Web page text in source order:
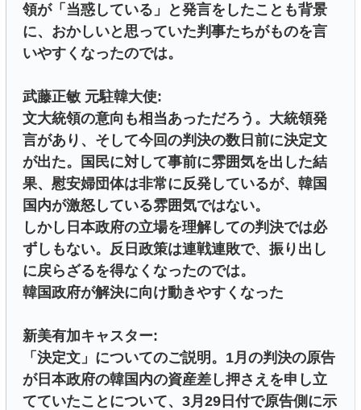
領が「当惑している」と発言をしたことも背景
に、おかしいと思っていた判事たちがものを言
いやすくなったのでは。
武藤正敏 元駐韓大使:
文大統領の意向も相当あっただろう。大統領発
言があり、そして今回の判決の数日前に決定文
が出た。国民に対して事前に雰囲気を出した結
果、慰安婦団体は非常に反発しているが、韓国
国内が激怒している雰囲気ではない。
しかし日本政府の立場を理解しての判決では必
ずしもない。反日政策は連戦連敗で、振り出し
に戻らざるを得なくなったのでは。
韓国政府が解決に向け動きやすくなった
新美有加キャスター:
「決定文」についてのご説明。1月の判決の原告
が日本政府の韓国内の資産差し押さえを申し立
てていたことについて、3月29日付で原告側に示